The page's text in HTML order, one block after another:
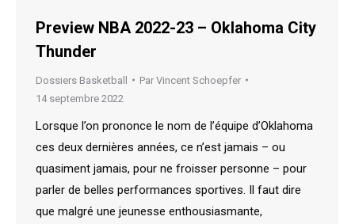
Preview NBA 2022-23 – Oklahoma City
Thunder
Dossiers Basketball Par Vincent Schoepfer
14 septembre 2022
Lorsque l’on prononce le nom de l’équipe d’Oklahoma
ces deux dernières années, ce n’est jamais – ou
quasiment jamais, pour ne froisser personne – pour
parler de belles performances sportives. Il faut dire
que malgré une jeunesse enthousiasmante,